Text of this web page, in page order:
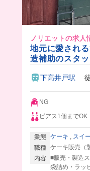
ノリエットの求人
地元に愛され
造補助のスタ
い💖下高井戸駅 徒
NG
ピアス1個までOK
業態 ケーキ , スイ
職種 ケーキ販売（
内容 ■販売・製造
袋詰め・ラッ